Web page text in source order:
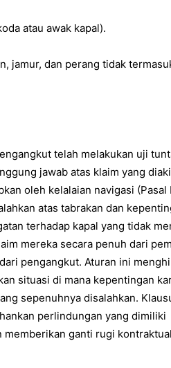
atau awak kapal).
jamur, dan perang tidak
telah melakukan uji
jawab atas klaim yang
oleh kelalaian navigasi (Pasal
atas tabrakan dan
terhadap kapal yang tidak
mereka secara penuh dari
pengangkut. Aturan ini
situasi di mana kepentingan
sepenuhnya disalahkan.
perlindungan yang dimiliki
memberikan ganti rugi